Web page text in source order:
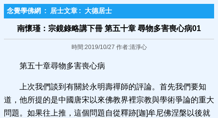
念覺學佛網 : 居士文章 : 大德居士
南懷瑾：宗鏡錄略講下冊 第五十章 尋物多害喪心病01
時間:2019/10/27 作者:清淨心
第五十章尋物多害喪心病
上次我們談到有關於永明壽禪師的評論。首先我們要知
道，他所提的是中國唐宋以來佛教界裡宗教與學術爭論的重大
問題。如果往上推，這個問題自從釋跡[迦]牟尼佛涅槃以後就